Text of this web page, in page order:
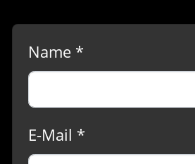
Name *
E-Mail *